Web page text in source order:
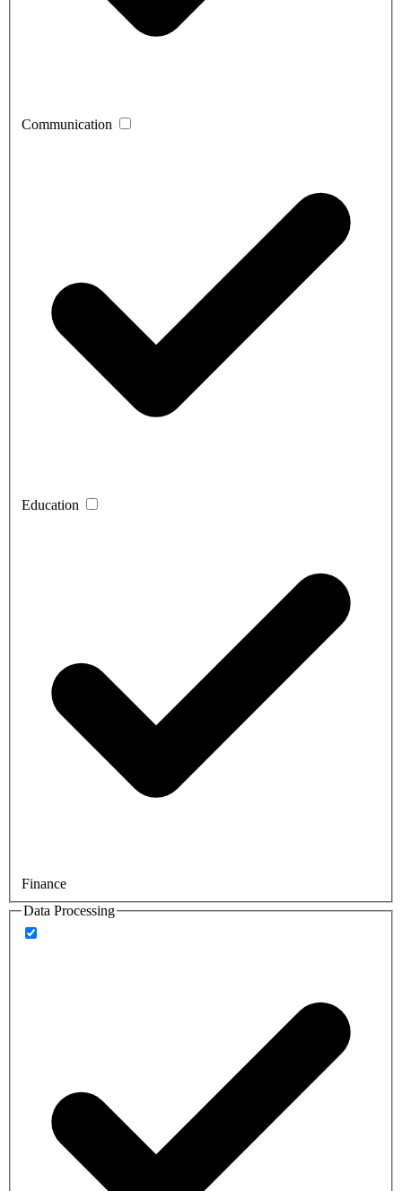
Communication
Education
Finance
Data Processing